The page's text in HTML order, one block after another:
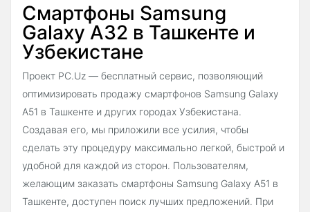
Смартфоны Samsung
Galaxy A32 в Ташкенте и
Узбекистане
Проект PC.Uz — бесплатный сервис, позволяющий
оптимизировать продажу смартфонов Samsung Galaxy
A51 в Ташкенте и других городах Узбекистана.
Создавая его, мы приложили все усилия, чтобы
сделать эту процедуру максимально легкой, быстрой и
удобной для каждой из сторон. Пользователям,
желающим заказать смартфоны Samsung Galaxy A51 в
Ташкенте, доступен поиск лучших предложений. При